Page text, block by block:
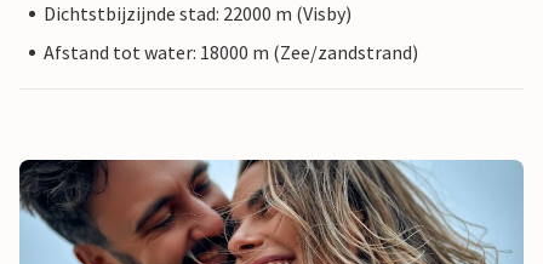
Dichtstbijzijnde stad: 22000 m (Visby)
Afstand tot water: 18000 m (Zee/zandstrand)